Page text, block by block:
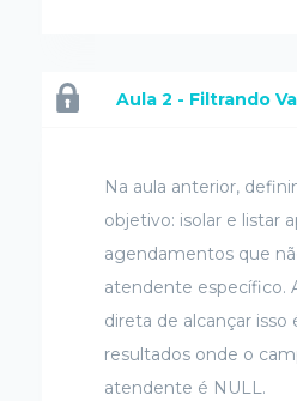
Aula 2 - Filtrando
Na aula anterior,
objetivo: isolar e listar
agendamentos que
atendente específico.
direta de alcançar isso
resultados onde o
atendente é NULL.